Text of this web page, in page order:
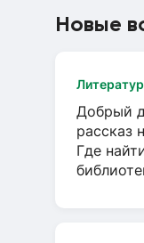
Новые
Добрый
рассказ
Где